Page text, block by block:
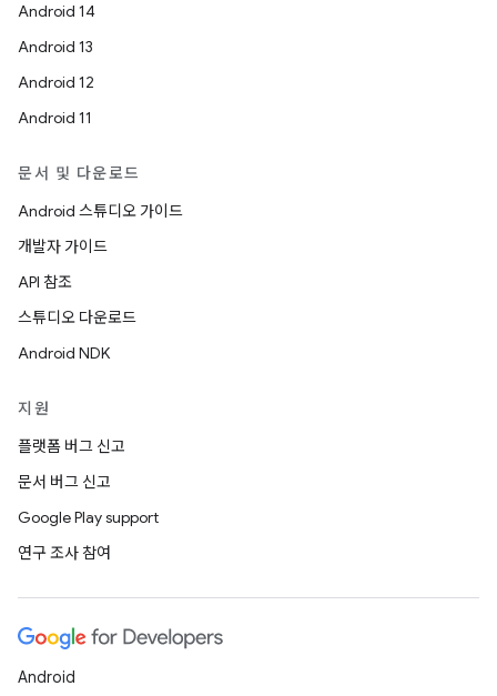
Android 14
Android 13
Android 12
Android 11
문서 및 다운로드
Android 스튜디오 가이드
개발자 가이드
API 참조
스튜디오 다운로드
Android NDK
지원
플랫폼 버그 신고
문서 버그 신고
Google Play support
연구 조사 참여
Android